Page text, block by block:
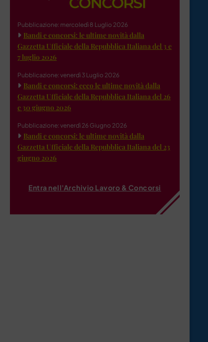
Pubblicazione: mercoledì 8 Luglio 2026
Bandi e concorsi: le ultime novità dalla
Gazzetta Ufficiale della Repubblica Italiana del 3 e
7 luglio 2026
Pubblicazione: venerdì 3 Luglio 2026
Bandi e concorsi: ecco le ultime novità dalla
Gazzetta Ufficiale della Repubblica Italiana del 26
e 30 giugno 2026
Pubblicazione: venerdì 26 Giugno 2026
Bandi e concorsi: le ultime novità dalla
Gazzetta Ufficiale della Repubblica Italiana del 23
giugno 2026
Entra nell'Archivio Lavoro & Concorsi